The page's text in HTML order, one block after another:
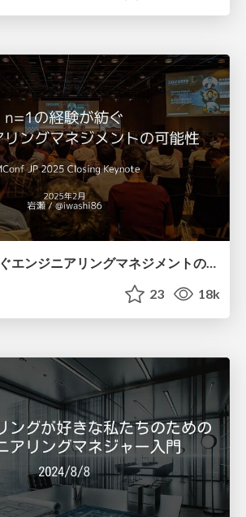
n=1の経験が紡ぐエンジニアリングマネジメントの可能性 / The Possibilities of Engineering Management from n=1 Experiences
23 18k